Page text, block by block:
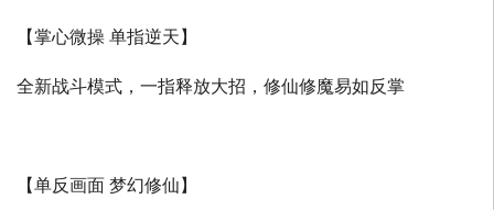
【掌心微操 单指逆天】
全新战斗模式，一指释放大招，修仙修魔易如反掌
【单反画面 梦幻修仙】